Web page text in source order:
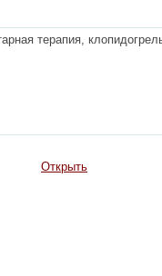
терапия,
Открыть